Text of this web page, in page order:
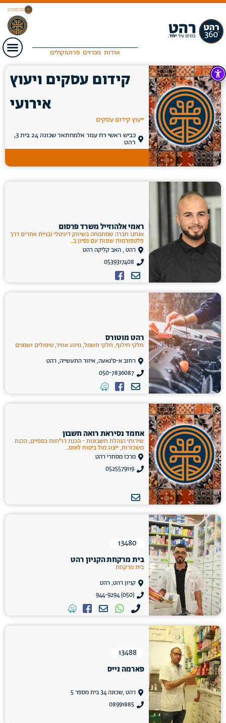
אודות מכרזים פרוטוקולים
קידום עסקים ויעוץ
אירועי
ייעוץ קידום עסקים
כביש ראשי רח עמר אלמחתאר שכונה 24 בית 3,
רהט
ראמי אלהוזייל משרד פרסום
אנחנו חברה שמתמחה בשיווק דיגיטלי ובניית אתרים דרך
פלטפורמות שונות עם נסיון ב...
רהט , האב קליקה רהט
0539317408
רהט מוטורס
חלקי חילוף, חלקי חשמל, מיזוג אוויר, טיפולים ושמנים
רחוב א-ס'נאעה, איזור התעשייה, רהט
050-7836087
אחמד נסיראת רואה חשבון
שירותי הנהלת חשבונות - הכנת דו"חות כספיים, הכנת
משכורות, ייצוג מול ביטוח לאומ...
מרכז מסחרי רהט
0525579119
13480
בית מרקחת הקניון רהט
בית מרקחת
קניון רהט, רהט
(050) 944-9294
13488
פארמה נייס
רהט ,שכונה 34 בית מספר 5
08991885